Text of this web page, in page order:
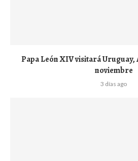
Papa León XIV visitará
noviembre
3 días ago